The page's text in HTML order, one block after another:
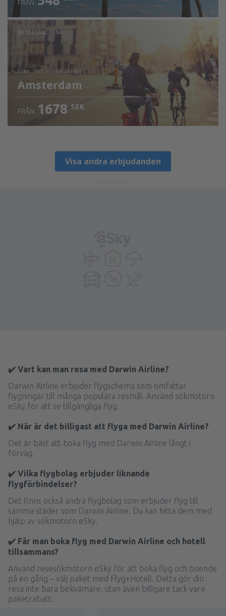
FRÅN
NEDERLÄNDERNA
från: Stockholm (ARN)
Amsterdam
FRÅN 1678 SEK
Visa andra erbjudanden
✔️ Vart kan man resa med Darwin Airline?
Darwin Airline erbjuder flygschema som omfattar
flygningar till många populära resmål. Använd sökmotorn
eSky för att se tillgängliga flyg.
✔️ När är det billigast att flyga med Darwin Airline?
Det är bäst att boka flyg med Darwin Airline långt i
förväg.
✔️ Vilka flygbolag erbjuder liknande
flygförbindelser?
Det finns också andra flygbolag som erbjuder flyg till
samma städer som Darwin Airline. Du kan hitta dem med
hjälp av sökmotorn eSky.
✔️ Får man boka flyg med Darwin Airline och hotell
tillsammans?
Använd resesökmotorn eSky för att boka flyg och boende
på en gång – välj paket med Flyg+Hotell. Detta gör din
resa inte bara bekvämare, utan även billigare tack vare
paketrabatt.